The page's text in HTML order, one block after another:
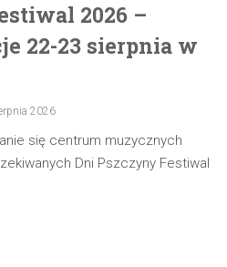
2026 –
22-23 sierpnia w
2026
się centrum muzycznych
Dni Pszczyny Festiwal